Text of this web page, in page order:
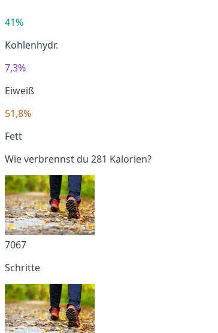
41%
Kohlenhydr.
7,3%
Eiweiß
51,8%
Fett
Wie verbrennst du 281 Kalorien?
7067
Schritte